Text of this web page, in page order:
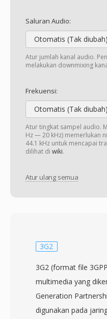
Saluran Audio:
Otomatis (Tak diubah)
Atur jumlah kanal audio.
melakukan downmixing
Frekuensi:
Otomatis (Tak diubah)
Atur tingkat sampel audio.
Hz — 20 kHz) memerlukan
44.1 kHz untuk mencapai
dilihat di wiki.
Atur ulang semua
3G2
3G2 (format file
multimedia yang
Generation
digunakan pada